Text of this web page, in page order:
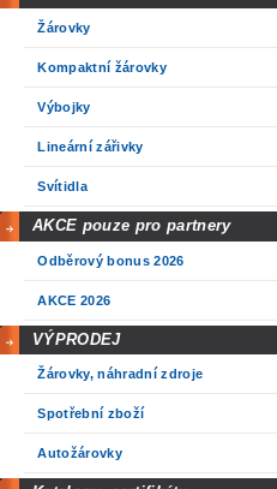
Žárovky
Kompaktní žárovky
Výbojky
Lineární zářivky
Svítidla
AKCE pouze pro partnery
Odběrový bonus 2026
AKCE 2026
VÝPRODEJ
Žárovky, náhradní zdroje
Spotřební zboží
Autožárovky